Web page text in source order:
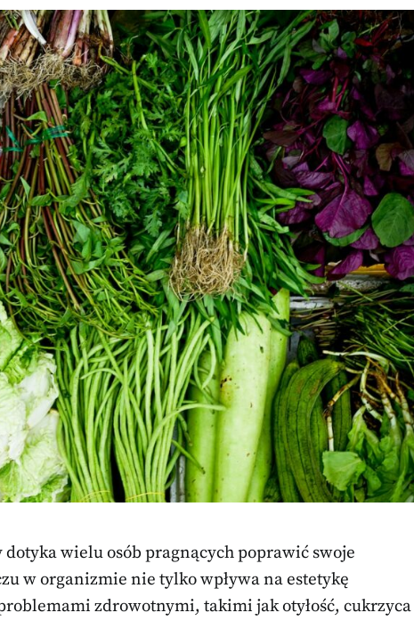
wielu osób pragnących poprawić swoje
w organizmie nie tylko wpływa na estetykę
zdrowotnymi, takimi jak otyłość, cukrzyca